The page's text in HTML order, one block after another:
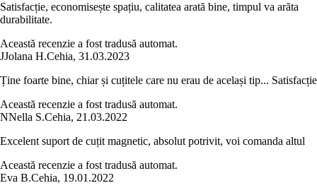
Satisfacție, economisește spațiu, calitatea arată bine, timpul va arăta
durabilitate.
Această recenzie a fost tradusă automat.
JJolana H.Cehia, 31.03.2023
Ține foarte bine, chiar și cuțitele care nu erau de același tip... Satisfacție
Această recenzie a fost tradusă automat.
NNella S.Cehia, 21.03.2022
Excelent suport de cuțit magnetic, absolut potrivit, voi comanda altul
Această recenzie a fost tradusă automat.
Eva B.Cehia, 19.01.2022